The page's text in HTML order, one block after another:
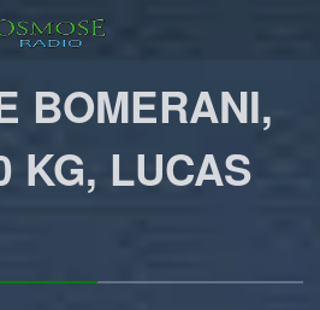
BOMERANI,
KG, LUCAS